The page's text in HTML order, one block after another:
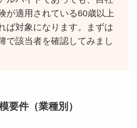
が適用されている60歳以上
ば対象になります。まずは
で該当者を確認してみまし
要件（業種別）